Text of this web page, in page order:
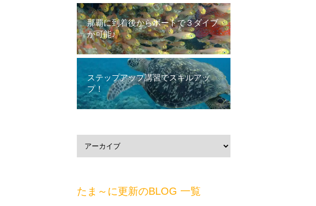
那覇に到着後からボートで３ダイブ
が可能♪
ステップアップ講習でスキルアッ
プ！
たま～に更新のBLOG 一覧